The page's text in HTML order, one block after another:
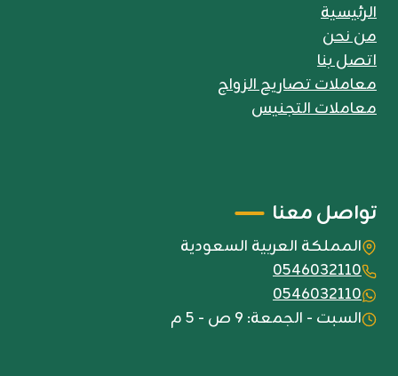
الرئيسية
من نحن
اتصل بنا
معاملات تصاريح الزواج
معاملات التجنيس
تواصل معنا
المملكة العربية السعودية
0546032110
0546032110
السبت - الجمعة: 9 ص - 5 م